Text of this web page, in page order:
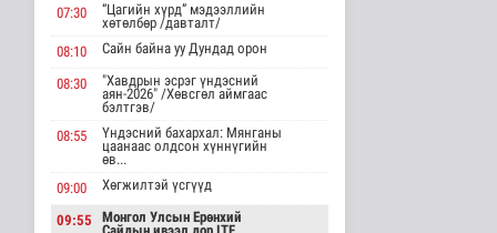
Европ даяар хэт халалт
эрчимжиж байна
3 цаг 24 минутын өмнө
Голууд үертэй байна
4 цаг 41 минутын өмнө
07:30
“Цагийн хүрд” мэдээллийн
хөтөлбөр /давталт/
08:10
Сайн байна уу Дундад орон
08:30
"Хавдрын эсрэг үндэсний
аян-2026" /Хөвсгөл аймгаас
бэлтгэв/
08:55
Үндэсний бахархал: Мянганы
цаанаас олдсон хүннүгийн
өв...
09:00
Хөгжилтэй үсгүүд
09:55
Монгол Улсын Ерөнхий